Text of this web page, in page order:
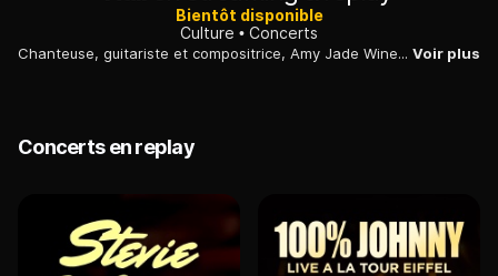
Bientôt disponible
Culture
Concerts
Chanteuse, guitariste et compositrice, Amy Jade Winehouse est devenue une figure emblématique de la nouvelle génération soul que la presse compare volontiers à Sarah Vaughan ou Macy Gray. Enregistré en mars 2007, juste après sa victoire aux Brit Award où elle a remporté le prix de meilleure interprète féminine de l'année, ce concert filmé pour la BBC dans le cadre du Porchester Hall confirme son talent. Voir plus
Concerts en replay